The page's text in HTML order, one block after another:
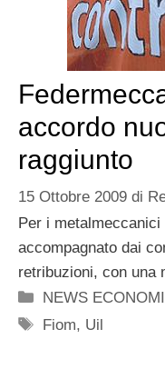
accordo
raggiunto
15 Ottobre 2009 di
Per i
accompagnato dai
retribuzioni, con una
Categorie
NEWS
Tag
Fiom, Uil